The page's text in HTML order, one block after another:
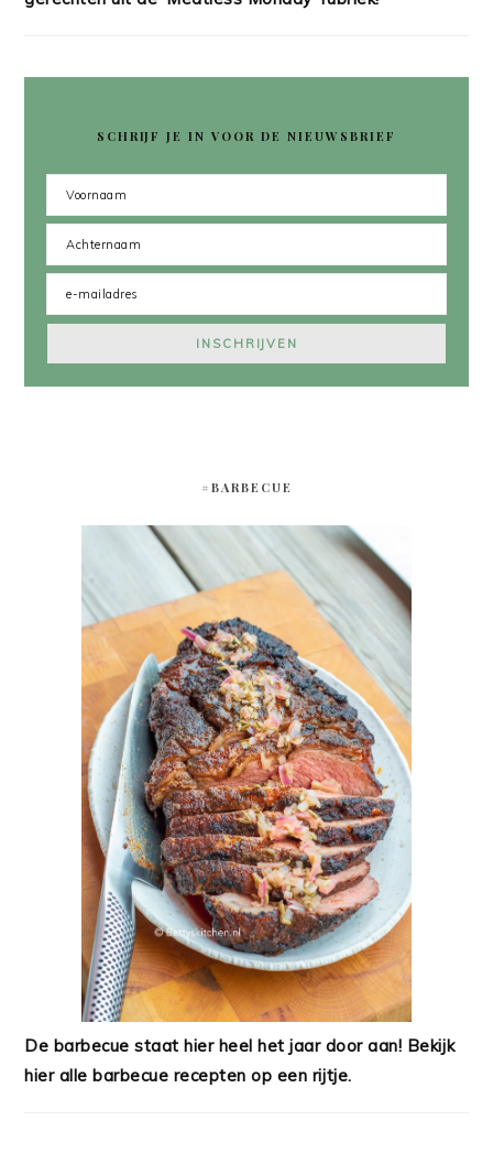
SCHRIJF JE IN VOOR DE NIEUWSBRIEF
#BARBECUE
De barbecue staat hier heel het jaar door aan! Bekijk
hier alle barbecue recepten op een rijtje.